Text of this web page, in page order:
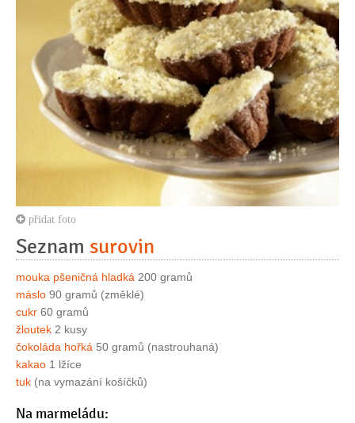
přidat foto
Seznam surovin
mouka pšeničná hladká 200 gramů
máslo 90 gramů (změklé)
cukr 60 gramů
žloutek 2 kusy
čokoláda hořká 50 gramů (nastrouhaná)
kakao 1 lžíce
tuk (na vymazání košíčků)
Na marmeládu: